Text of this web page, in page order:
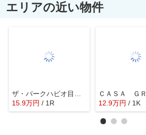
エリアの近い物件
15.9万円 / 1R
12.9万円 / 1K